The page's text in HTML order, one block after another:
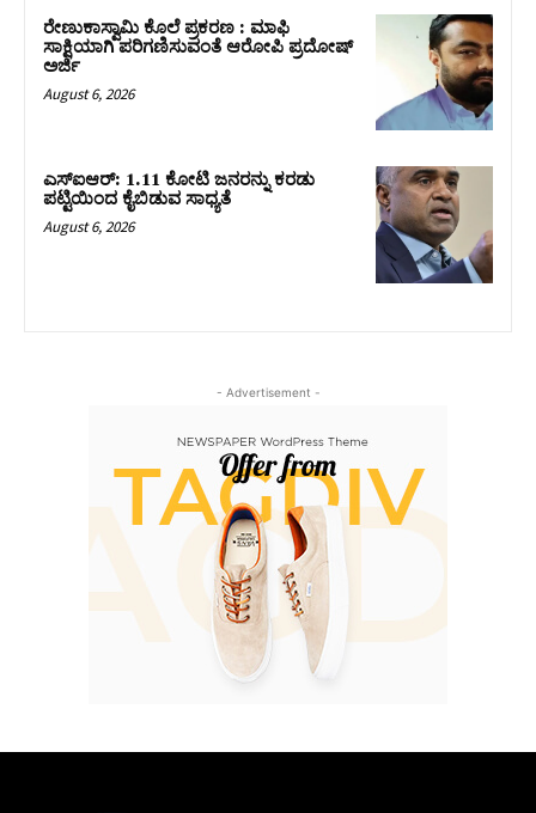
ರೇಣುಕಾಸ್ವಾಮಿ ಕೊಲೆ ಪ್ರಕರಣ : ಮಾಫಿ
ಸಾಕ್ಷಿಯಾಗಿ ಪರಿಗಣಿಸುವಂತೆ ಆರೋಪಿ ಪ್ರದೋಷ್‌
ಅರ್ಜಿ
August 6, 2026
ಎಸ್‌ಐಆರ್‌: 1.11 ಕೋಟಿ ಜನರನ್ನು ಕರಡು
ಪಟ್ಟಿಯಿಂದ ಕೈಬಿಡುವ ಸಾಧ್ಯತೆ
August 6, 2026
- Advertisement -